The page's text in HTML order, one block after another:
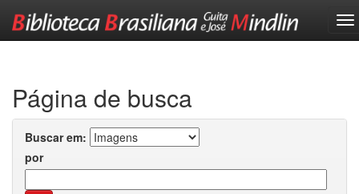
Página de busca
Buscar em:
por